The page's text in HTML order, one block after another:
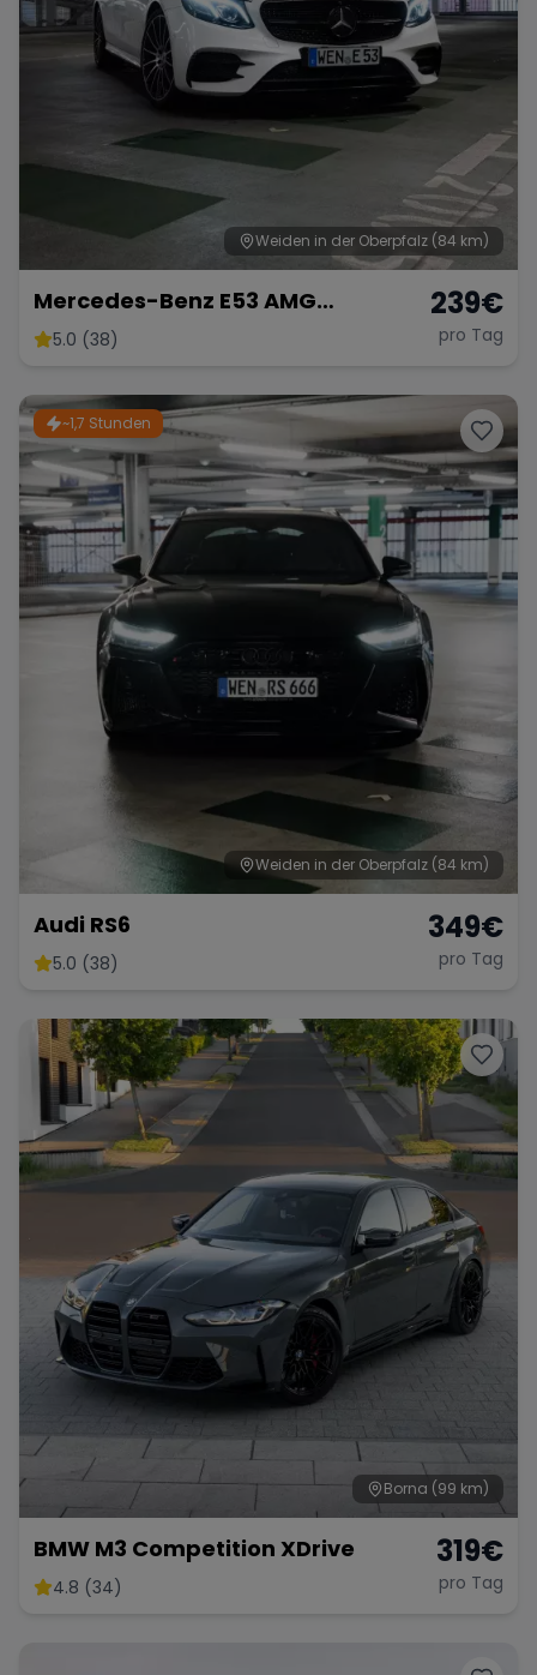
Weiden in der Oberpfalz (84 km)
Mercedes-Benz E53 AMG
Performance
5.0 (38)
239€
pro Tag
~1,7 Stunden
Weiden in der Oberpfalz (84 km)
Audi RS6
5.0 (38)
349€
pro Tag
Borna (99 km)
BMW M3 Competition XDrive
4.8 (34)
319€
pro Tag